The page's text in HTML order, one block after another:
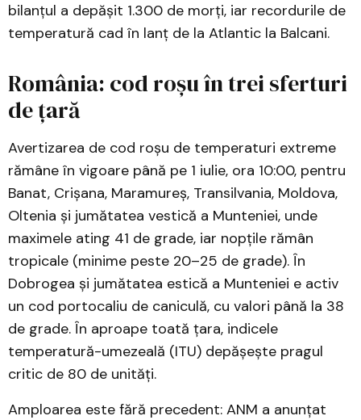
bilanțul a depășit 1.300 de morți, iar recordurile de
temperatură cad în lanț de la Atlantic la Balcani.
România: cod roșu în trei sferturi
de țară
Avertizarea de cod roșu de temperaturi extreme
rămâne în vigoare până pe 1 iulie, ora 10:00, pentru
Banat, Crișana, Maramureș, Transilvania, Moldova,
Oltenia și jumătatea vestică a Munteniei, unde
maximele ating 41 de grade, iar nopțile rămân
tropicale (minime peste 20–25 de grade). În
Dobrogea și jumătatea estică a Munteniei e activ
un cod portocaliu de caniculă, cu valori până la 38
de grade. În aproape toată țara, indicele
temperatură-umezeală (ITU) depășește pragul
critic de 80 de unități.
Amploarea este fără precedent: ANM a anunțat